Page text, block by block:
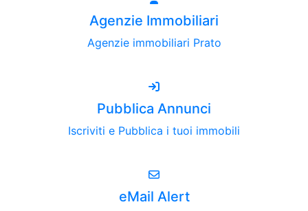
Agenzie Immobiliari
Agenzie immobiliari Prato
Pubblica Annunci
Iscriviti e Pubblica i tuoi immobili
eMail Alert